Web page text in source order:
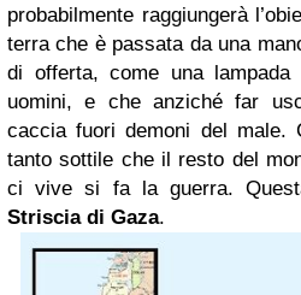
probabilmente raggiungerà
terra che è passata da una
di offerta, come una
uomini, e che anziché far
caccia fuori demoni del male.
tanto sottile che il resto del
ci vive si fa la guerra.
Striscia di Gaza.